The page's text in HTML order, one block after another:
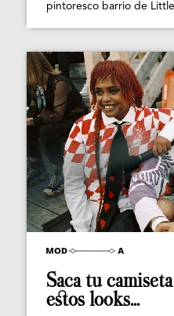
pintoresco barrio de
Saca tu
estos looks...